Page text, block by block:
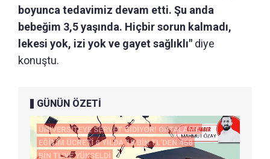
boyunca tedavimiz devam etti. Şu anda
bebeğim 3,5 yaşında. Hiçbir sorun kalmadı,
lekesi yok, izi yok ve gayet sağlıklı" diye
konuştu.
GÜNÜN ÖZETİ